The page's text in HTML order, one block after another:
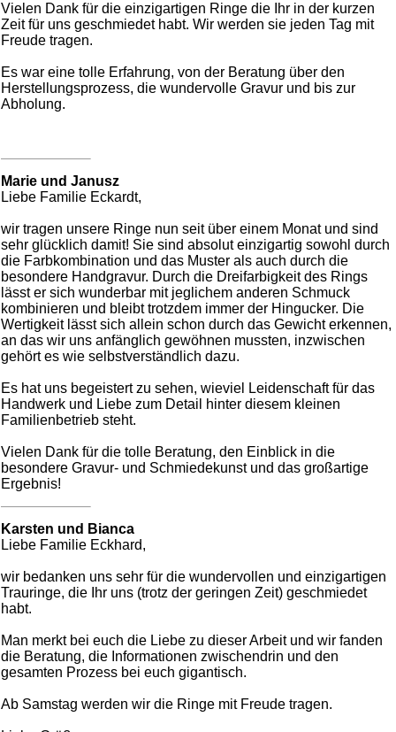
Vielen Dank für die einzigartigen Ringe die Ihr in der kurzen
Zeit für uns geschmiedet habt. Wir werden sie jeden Tag mit
Freude tragen.
Es war eine tolle Erfahrung, von der Beratung über den
Herstellungsprozess, die wundervolle Gravur und bis zur
Abholung.
Marie und Janusz
Liebe Familie Eckardt,
wir tragen unsere Ringe nun seit über einem Monat und sind
sehr glücklich damit! Sie sind absolut einzigartig sowohl durch
die Farbkombination und das Muster als auch durch die
besondere Handgravur. Durch die Dreifarbigkeit des Rings
lässt er sich wunderbar mit jeglichem anderen Schmuck
kombinieren und bleibt trotzdem immer der Hingucker. Die
Wertigkeit lässt sich allein schon durch das Gewicht erkennen,
an das wir uns anfänglich gewöhnen mussten, inzwischen
gehört es wie selbstverständlich dazu.
Es hat uns begeistert zu sehen, wieviel Leidenschaft für das
Handwerk und Liebe zum Detail hinter diesem kleinen
Familienbetrieb steht.
Vielen Dank für die tolle Beratung, den Einblick in die
besondere Gravur- und Schmiedekunst und das großartige
Ergebnis!
Karsten und Bianca
Liebe Familie Eckhard,
wir bedanken uns sehr für die wundervollen und einzigartigen
Trauringe, die Ihr uns (trotz der geringen Zeit) geschmiedet
habt.
Man merkt bei euch die Liebe zu dieser Arbeit und wir fanden
die Beratung, die Informationen zwischendrin und den
gesamten Prozess bei euch gigantisch.
Ab Samstag werden wir die Ringe mit Freude tragen.